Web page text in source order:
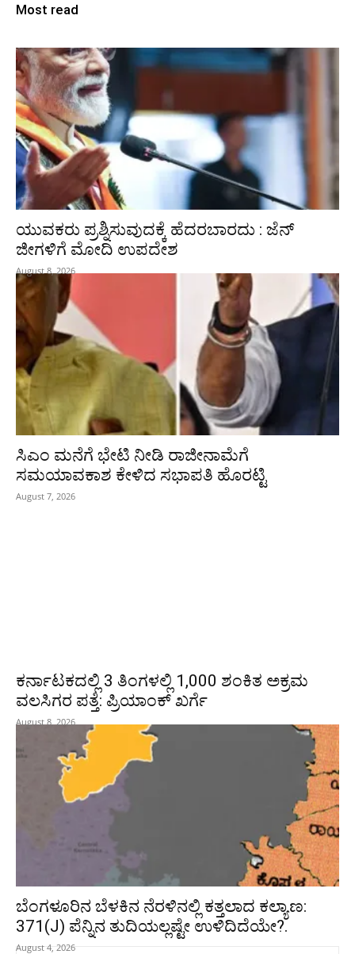
Most read
ಯುವಕರು ಪ್ರಶ್ನಿಸುವುದಕ್ಕೆ ಹೆದರಬಾರದು : ಜೆನ್‌
ಜೀಗಳಿಗೆ ಮೋದಿ ಉಪದೇಶ
August 8, 2026
ಸಿಎಂ ಮನೆಗೆ ಭೇಟಿ ನೀಡಿ ರಾಜೀನಾಮೆಗೆ
ಸಮಯಾವಕಾಶ ಕೇಳಿದ ಸಭಾಪತಿ ಹೊರಟ್ಟಿ
August 7, 2026
ಕರ್ನಾಟಕದಲ್ಲಿ 3 ತಿಂಗಳಲ್ಲಿ 1,000 ಶಂಕಿತ ಅಕ್ರಮ
ವಲಸಿಗರ ಪತ್ತೆ: ಪ್ರಿಯಾಂಕ್‌ ಖರ್ಗೆ
August 8, 2026
ಬೆಂಗಳೂರಿನ ಬೆಳಕಿನ ನೆರಳಿನಲ್ಲಿ ಕತ್ತಲಾದ ಕಲ್ಯಾಣ:
371(J) ಪೆನ್ನಿನ ತುದಿಯಲ್ಲಷ್ಟೇ ಉಳಿದಿದೆಯೇ?.
August 4, 2026